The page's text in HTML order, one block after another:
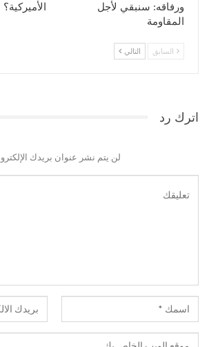
ورفاقه: سنبقي لأجل
المقاومة
الأميركية؟
السابق التالي
اترك رد
لن يتم نشر عنوان بريدك